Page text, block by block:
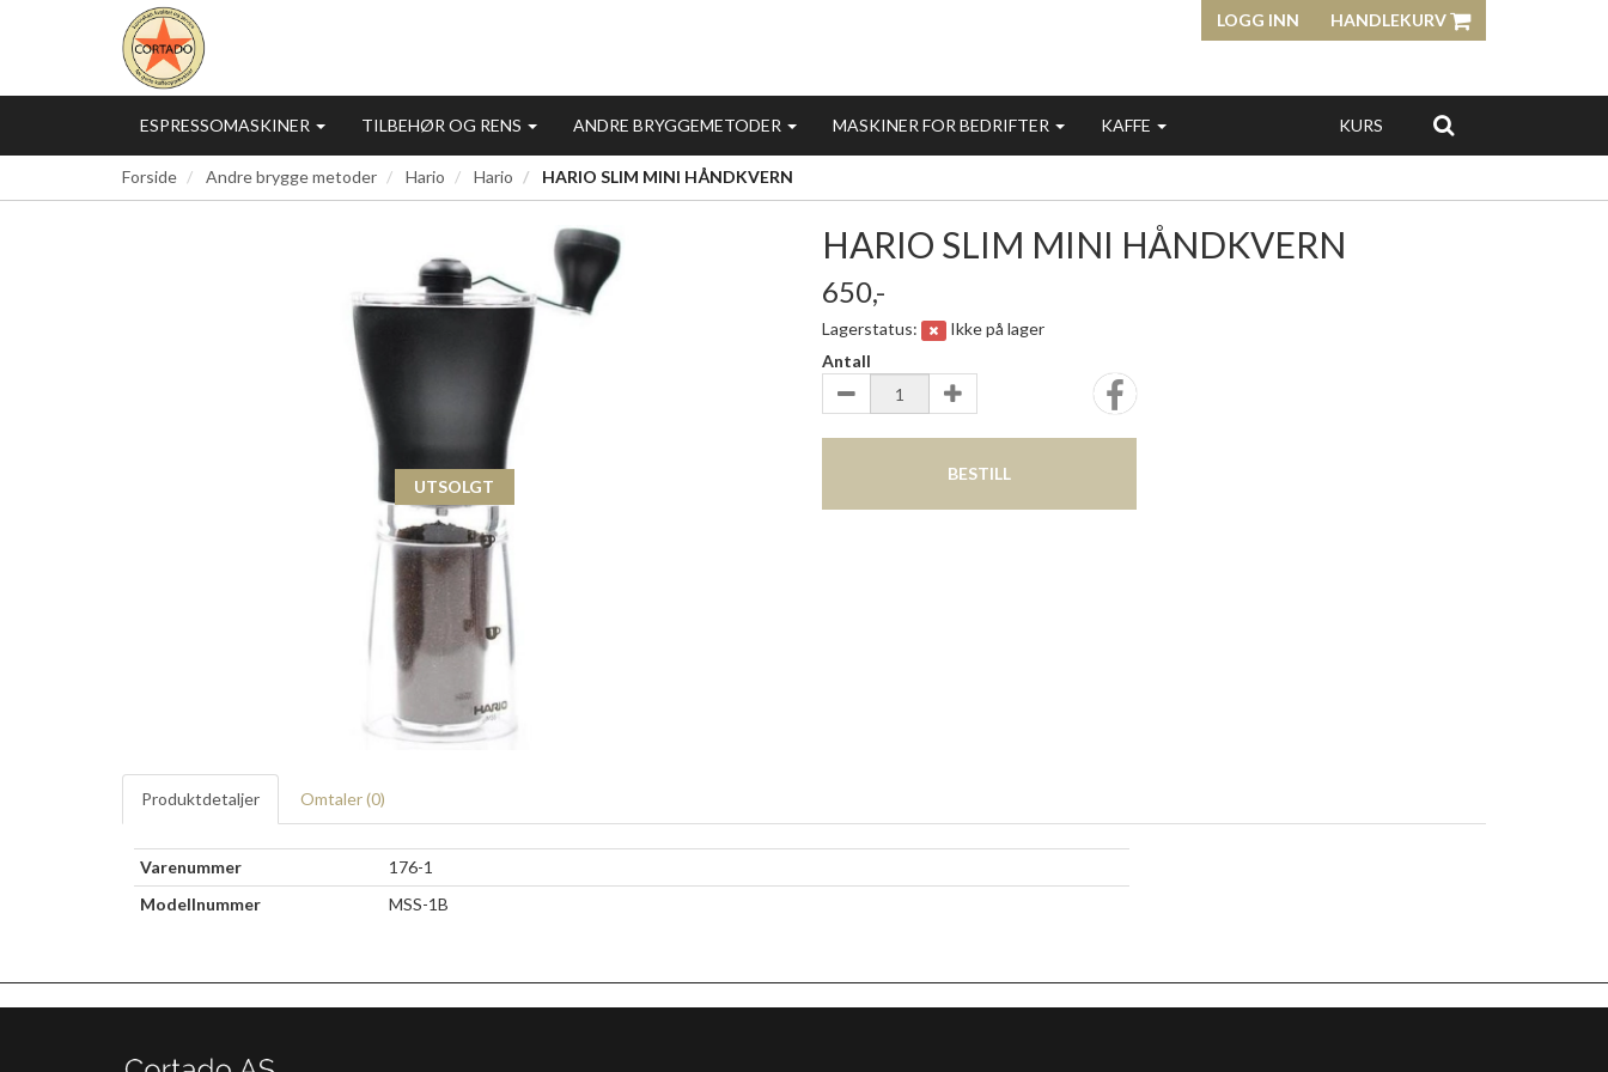
LOGG INN HANDLEKURV
ESPRESSOMASKINER TILBEHØR OG RENS ANDRE BRYGGEMETODER MASKINER FOR BEDRIFTER KAFFE KURS
Forside Andre brygge metoder Hario Hario HARIO SLIM MINI HÅNDKVERN
UTSOLGT
HARIO SLIM MINI HÅNDKVERN
650,-
Lagerstatus:
Ikke på lager
Antall
BESTILL
Produktdetaljer Omtaler (0)
Varenummer
176-1
Modellnummer
MSS-1B